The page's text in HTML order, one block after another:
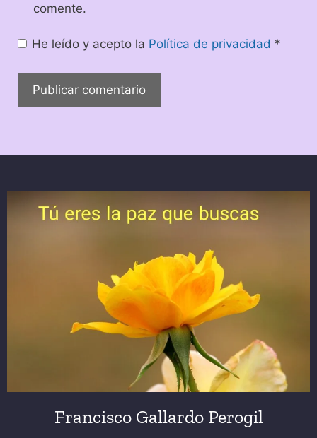
comente.
He leído y acepto la Política de privacidad *
Francisco Gallardo Perogil